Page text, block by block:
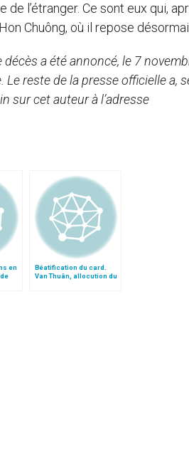
l’étranger. Ce sont eux qui,
Chuông, où il repose
a été annoncé, le 7
reste de la presse officielle a,
sur cet auteur à l’adresse
en
Béatification du card.
Van Thuân, allocution du
card. Vallini (I)